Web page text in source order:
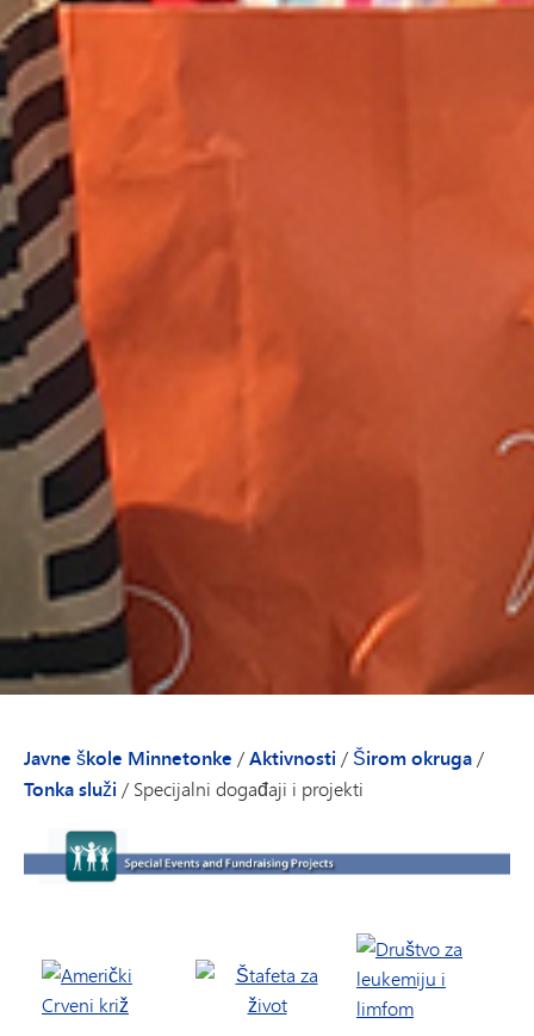
Javne škole Minnetonke /Aktivnosti / Širom okruga/
Tonka služi / Specijalni događaji i projekti